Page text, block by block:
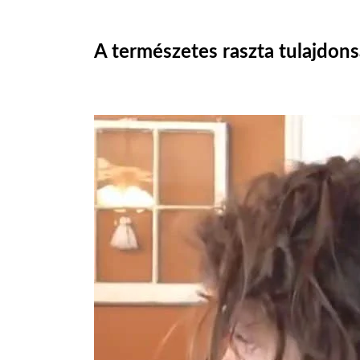
A természetes raszta